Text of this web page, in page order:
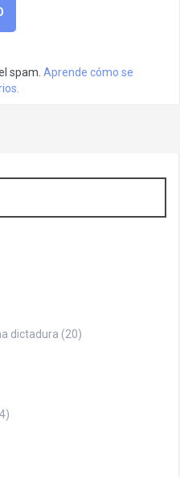
spam. Aprende cómo se
dictadura (20)